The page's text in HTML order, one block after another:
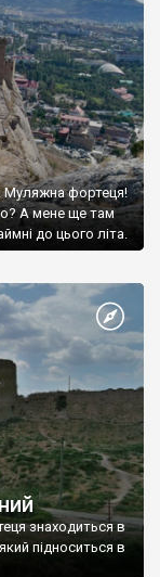
Муляжна фортеця!
А мене ще там
до цього літа.
знаходиться в
підноситься в